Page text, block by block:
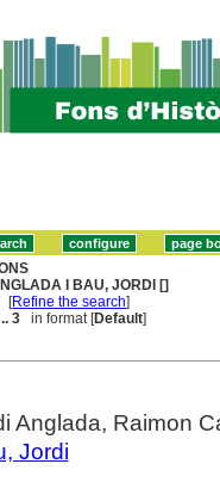
I BAU, JORDI []
[Refine the search]
3 in format [Default]
Anglada, Raimon
Jordi